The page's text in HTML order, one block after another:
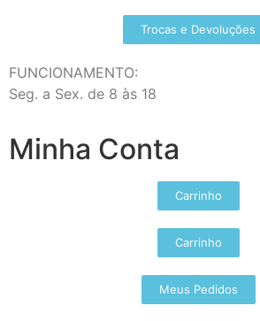
Trocas e Devoluções
FUNCIONAMENTO:
Seg. a Sex. de 8 às 18
Minha Conta
Carrinho
Carrinho
Meus Pedidos